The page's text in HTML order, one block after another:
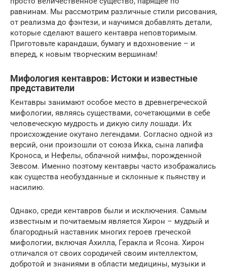
равнинам. Мы рассмотрим различные стили рисования,
от реализма до фэнтези, и научимся добавлять детали,
которые сделают вашего кентавра неповторимым.
Приготовьте карандаши, бумагу и вдохновение – и
вперед, к новым творческим вершинам!
Мифология кентавров: Истоки и известные
представители
Кентавры занимают особое место в древнегреческой
мифологии, являясь существами, сочетающими в себе
человеческую мудрость и дикую силу лошади. Их
происхождение окутано легендами. Согласно одной из
версий, они произошли от союза Икка, сына лапифа
Кроноса, и Нефелы, облачной нимфы, порожденной
Зевсом. Именно поэтому кентавры часто изображались
как существа необузданные и склонные к пьянству и
насилию.
Однако, среди кентавров были и исключения. Самым
известным и почитаемым является Хирон – мудрый и
благородный наставник многих героев греческой
мифологии, включая Ахилла, Геракла и Ясона. Хирон
отличался от своих сородичей своим интеллектом,
добротой и знаниями в области медицины, музыки и